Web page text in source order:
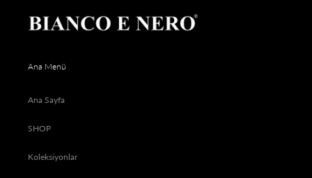
Ana Menü
Ana Sayfa
SHOP
Koleksiyonlar